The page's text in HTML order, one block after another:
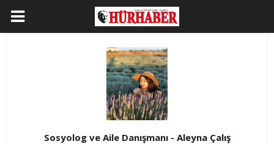
Sosyolog ve Aile Danışmanı - Aleyna Çalış